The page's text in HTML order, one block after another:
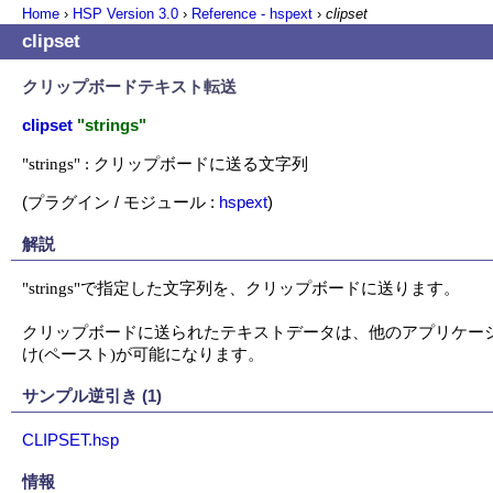
Home › HSP Version 3.0 › Reference - hspext › clipset
clipset
クリップボードテキスト転送
clipset "strings"
"strings" : クリップボードに送る文字列
(プラグイン / モジュール : hspext)
解説
"strings"で指定した文字列を、クリップボードに送ります。
クリップボードに送られたテキストデータは、他のアプリケー
け(ペースト)が可能になります。
サンプル逆引き (1)
CLIPSET.hsp
情報